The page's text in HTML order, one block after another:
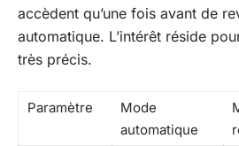
accèdent qu’une fois avant de
automatique. L’intérêt réside
très précis.
Paramètre
Mode
automatique